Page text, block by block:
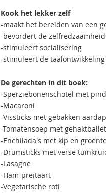
Kook het lekker zelf
-maakt het bereiden van een
-bevordert de zelfredzaamheid
-stimuleert socialisering
-stimuleert de taalontwikkeling
De gerechten in dit boek:
-Sperziebonenschotel met
-Macaroni
-Vissticks met gebakken
-Tomatensoep met
-Enchilada's met kip en
-Drumsticks met verse
-Lasagne
-Ham-preitaart
-Vegetarische roti